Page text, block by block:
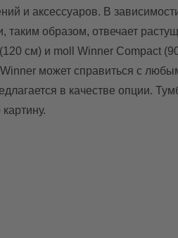
и аксессуаров. В
таким образом, отвечает
см) и moll Winner Compact
может справиться с
в качестве опции.